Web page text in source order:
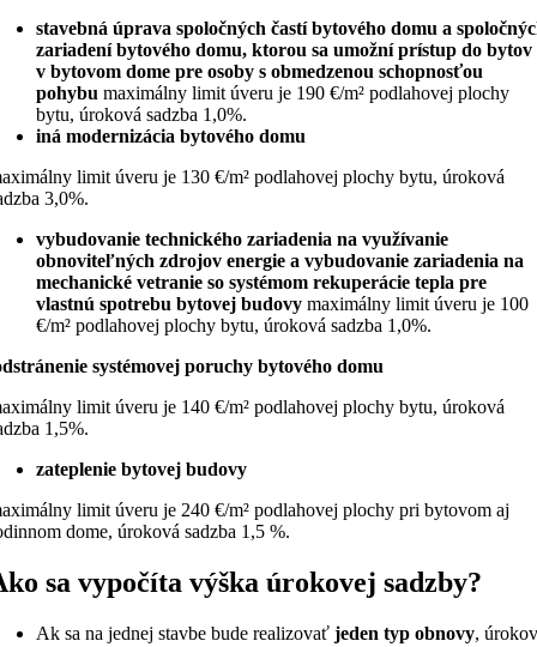
stavebná úprava spoločných častí bytového domu a
zariadení bytového domu, ktorou sa umožní prístup do bytov
v bytovom dome pre osoby s obmedzenou schopnosťou
pohybumaximálny limit úveru je 190 €/m² podlahovej plochy
bytu, úroková sadzba 1,0%.
iná modernizácia bytového domu
limit úveru je 130 €/m² podlahovej plochy bytu, úroková
3,0%.
vybudovanie technického zariadenia na využívanie
obnoviteľných zdrojov energie a vybudovanie zariadenia na
mechanické vetranie so systémom rekuperácie tepla pre
vlastnú spotrebu bytovej budovymaximálny limit úveru je 100
€/m² podlahovej plochy bytu, úroková sadzba 1,0%.
systémovej poruchy bytového domu
limit úveru je 140 €/m² podlahovej plochy bytu, úroková
1,5%.
zateplenie bytovej budovy
limit úveru je 240 €/m² podlahovej plochy pri bytovom aj
dome, úroková sadzba 1,5 %.
sa vypočíta výška úrokovej sadzby?
Ak sa na jednej stavbe bude realizovaťjeden typ obnovy,